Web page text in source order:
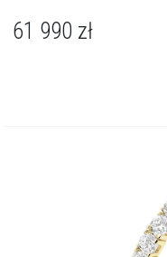
61 990 zł